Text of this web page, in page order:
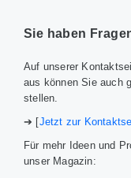
Sie haben
Auf unserer
aus können Sie auch
stellen.
➔ [Jetzt zur
Für mehr Ideen und
unser Magazin: